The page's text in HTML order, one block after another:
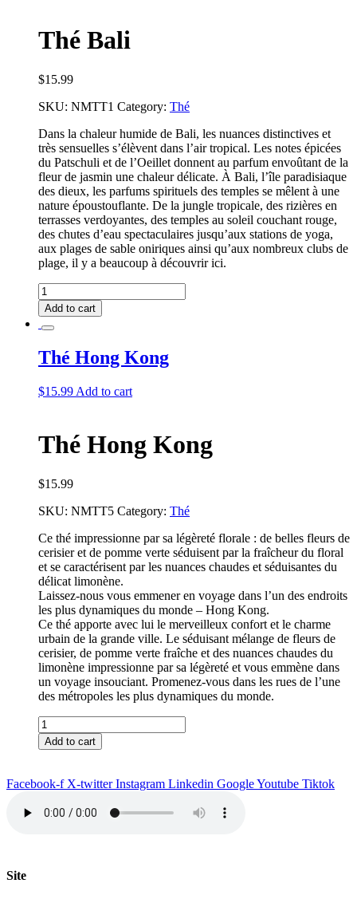
Thé Bali
$15.99
SKU: NMTT1 Category: Thé
Dans la chaleur humide de Bali, les nuances distinctives et
très sensuelles s’élèvent dans l’air tropical. Les notes épicées
du Patschuli et de l’Oeillet donnent au parfum envoûtant de la
fleur de jasmin une chaleur délicate. À Bali, l’île paradisiaque
des dieux, les parfums spirituels des temples se mêlent à une
nature époustouflante. De la jungle tropicale, des rizières en
terrasses verdoyantes, des temples au soleil couchant rouge,
des chutes d’eau spectaculaires jusqu’aux stations de yoga,
aux plages de sable oniriques ainsi qu’aux nombreux clubs de
plage, il y a beaucoup à découvrir ici.
Thé
Bali
quantity
Add to cart
Thé Hong Kong
$15.99 Add to cart
Thé Hong Kong
$15.99
SKU: NMTT5 Category: Thé
Ce thé impressionne par sa légèreté florale : de belles fleurs de
cerisier et de pomme verte séduisent par la fraîcheur du floral
et se caractérisent par les nuances chaudes et séduisantes du
délicat limonène.
Laissez-nous vous emmener en voyage dans l’un des endroits
les plus dynamiques du monde – Hong Kong.
Ce thé apporte avec lui le merveilleux confort et le charme
urbain de la grande ville. Le séduisant mélange de fleurs de
cerisier, de pomme verte fraîche et des nuances chaudes du
limonène impressionne par sa légèreté et vous emmène dans
un voyage insouciant. Promenez-vous dans les rues de l’une
des métropoles les plus dynamiques du monde.
Thé
Hong
Kong
Add to cart
Facebook-f X-twitter Instagram Linkedin GoogleYoutube Tiktok
Site